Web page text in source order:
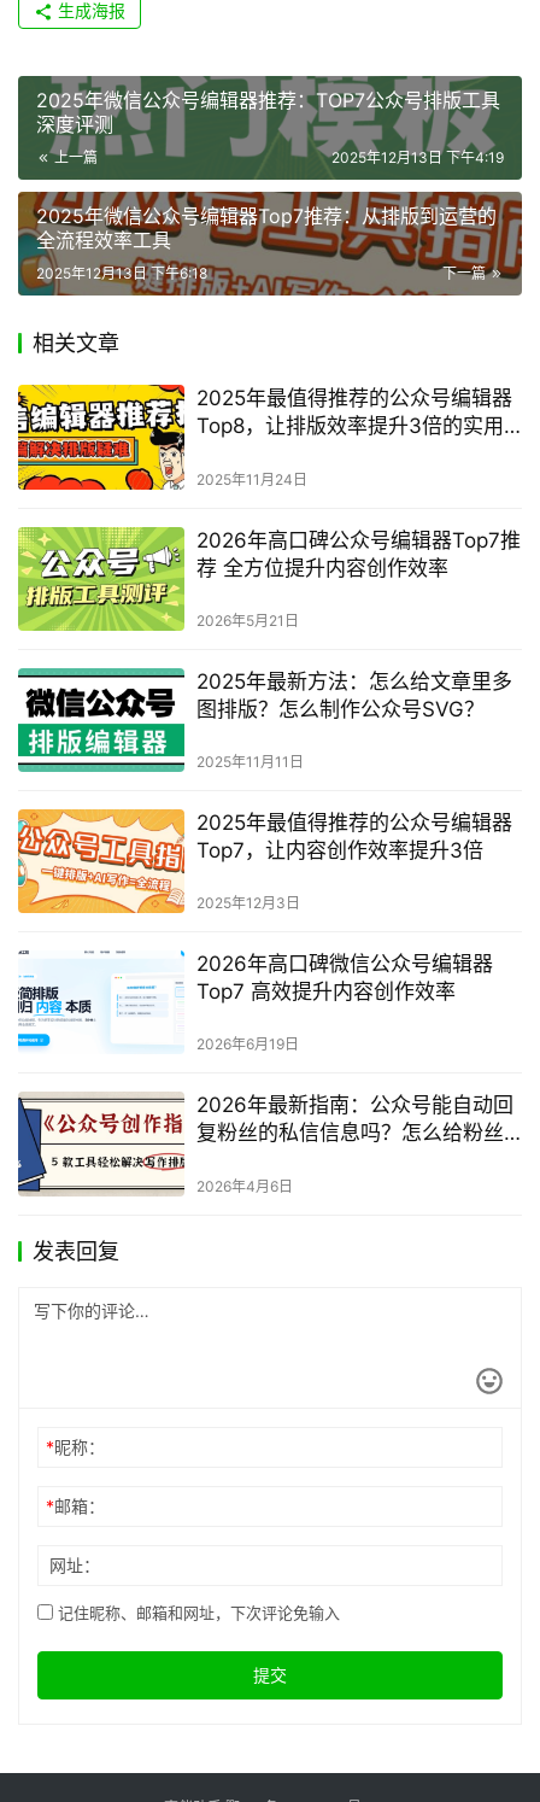
生成海报
2025年微信公众号编辑器推荐：TOP7公众号排版工具
深度评测
上一篇 2025年12月13日 下午4:19
2025年微信公众号编辑器Top7推荐：从排版到运营的
全流程效率工具
下一篇
2025年12月13日 下午6:18
相关文章
2025年最值得推荐的公众号编辑器
Top8，让排版效率提升3倍的实用
2025年11月24日
2026年高口碑公众号编辑器Top7推
荐 全方位提升内容创作效率
2026年5月21日
2025年最新方法：怎么给文章里多
图排版？怎么制作公众号SVG？
2025年11月11日
2025年最值得推荐的公众号编辑器
Top7，让内容创作效率提升3倍
2025年12月3日
2026年高口碑微信公众号编辑器
Top7 高效提升内容创作效率
2026年6月19日
2026年最新指南：公众号能自动回
复粉丝的私信信息吗？怎么给粉丝
2026年4月6日
发表回复
*昵称：
*邮箱：
网址：
记住昵称、邮箱和网址，下次评论免输入
提交